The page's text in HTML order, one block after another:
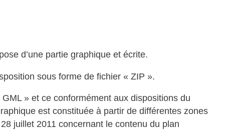
d’une partie graphique et écrite.
sous forme de fichier « ZIP ».
» et ce conformément aux dispositions du
est constituée à partir de différentes zones
juillet 2011 concernant le contenu du plan